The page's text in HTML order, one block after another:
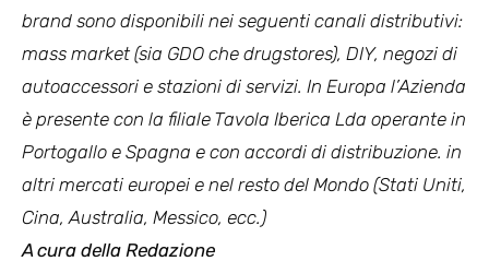
brand sono disponibili nei seguenti canali distributivi:
mass market (sia GDO che drugstores), DIY, negozi di
autoaccessori e stazioni di servizi. In Europa l’Azienda
è presente con la filiale Tavola Iberica Lda operante in
Portogallo e Spagna e con accordi di distribuzione. in
altri mercati europei e nel resto del Mondo (Stati Uniti,
Cina, Australia, Messico, ecc.)
A cura della Redazione